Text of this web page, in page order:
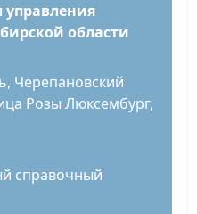
управления
области
Черепановский
Розы Люксембург,
справочный